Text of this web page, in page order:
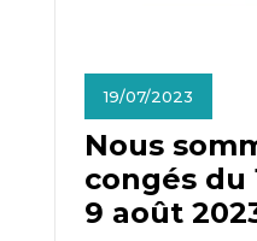
19/07/2023
Nous
congés du
9 août